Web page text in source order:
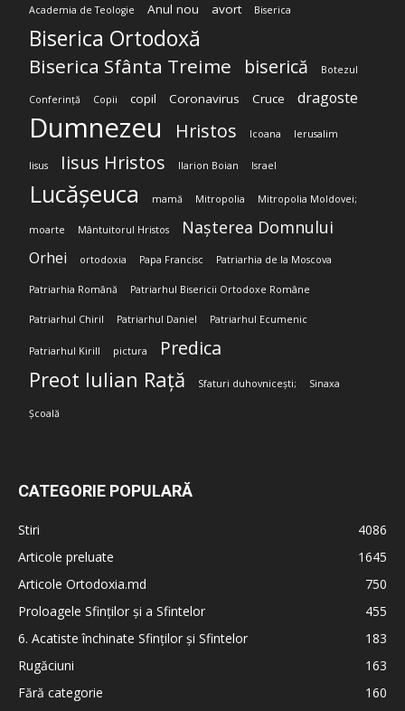
Academia de Teologie Anul nou avort Biserica
Biserica Ortodoxă
Biserica Sfânta Treime biserică Botezul
Conferință Copii copil Coronavirus Cruce dragoste
Dumnezeu Hristos Icoana Ierusalim
Iisus Iisus Hristos Ilarion Boian Israel
Lucășeuca mamă Mitropolia Mitropolia Moldovei;
moarte Mântuitorul Hristos Nașterea Domnului
Orhei ortodoxia Papa Francisc Patriarhia de la Moscova
Patriarhia Română Patriarhul Bisericii Ortodoxe Române
Patriarhul Chiril Patriarhul Daniel Patriarhul Ecumenic
Patriarhul Kirill pictura Predica
Preot Iulian Rață Sfaturi duhovnicești; Sinaxa
Școală
CATEGORIE POPULARĂ
Stiri
4086
Articole preluate
1645
Articole Ortodoxia.md
750
Proloagele Sfinților și a Sfintelor
455
6. Acatiste închinate Sfinților și Sfintelor
183
Rugăciuni
163
Fără categorie
160